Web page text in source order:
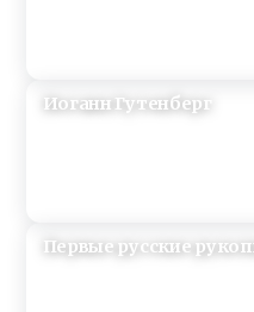
Иоганн Гутенберг
Первые русские